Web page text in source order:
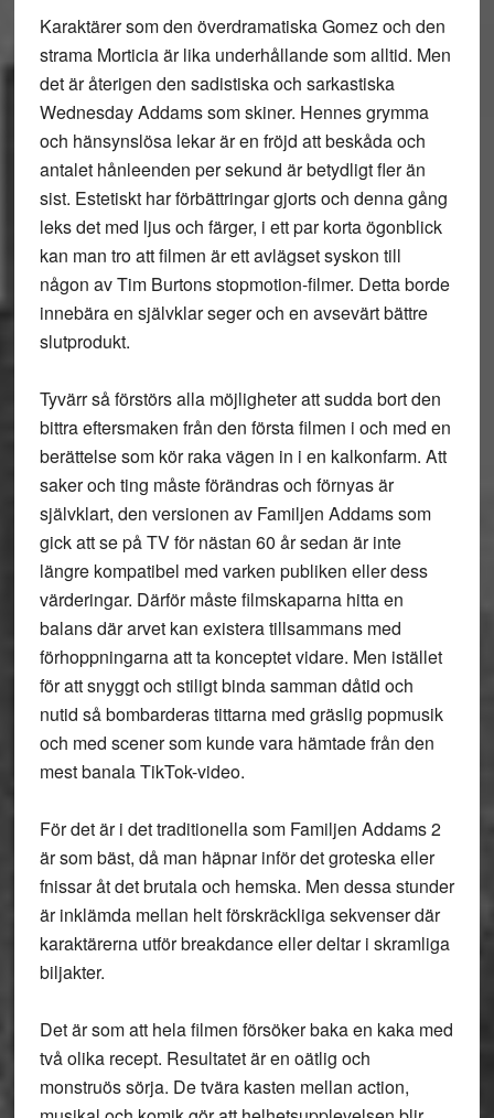
Karaktärer som den överdramatiska Gomez och den
strama Morticia är lika underhållande som alltid. Men
det är återigen den sadistiska och sarkastiska
Wednesday Addams som skiner. Hennes grymma
och hänsynslösa lekar är en fröjd att beskåda och
antalet hånleenden per sekund är betydligt fler än
sist. Estetiskt har förbättringar gjorts och denna gång
leks det med ljus och färger, i ett par korta ögonblick
kan man tro att filmen är ett avlägset syskon till
någon av Tim Burtons stopmotion-filmer. Detta borde
innebära en självklar seger och en avsevärt bättre
slutprodukt.
Tyvärr så förstörs alla möjligheter att sudda bort den
bittra eftersmaken från den första filmen i och med en
berättelse som kör raka vägen in i en kalkonfarm. Att
saker och ting måste förändras och förnyas är
självklart, den versionen av Familjen Addams som
gick att se på TV för nästan 60 år sedan är inte
längre kompatibel med varken publiken eller dess
värderingar. Därför måste filmskaparna hitta en
balans där arvet kan existera tillsammans med
förhoppningarna att ta konceptet vidare. Men istället
för att snyggt och stiligt binda samman dåtid och
nutid så bombarderas tittarna med gräslig popmusik
och med scener som kunde vara hämtade från den
mest banala TikTok-video.
För det är i det traditionella som Familjen Addams 2
är som bäst, då man häpnar inför det groteska eller
fnissar åt det brutala och hemska. Men dessa stunder
är inklämda mellan helt förskräckliga sekvenser där
karaktärerna utför breakdance eller deltar i skramliga
biljakter.
Det är som att hela filmen försöker baka en kaka med
två olika recept. Resultatet är en oätlig och
monstruös sörja. De tvära kasten mellan action,